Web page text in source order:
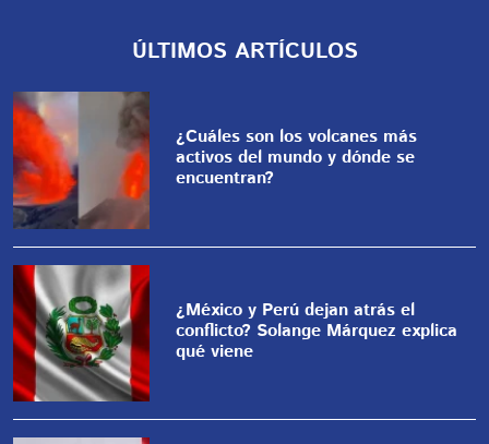
ÚLTIMOS ARTÍCULOS
¿Cuáles son los volcanes más
activos del mundo y dónde se
encuentran?
¿México y Perú dejan atrás el
conflicto? Solange Márquez explica
qué viene